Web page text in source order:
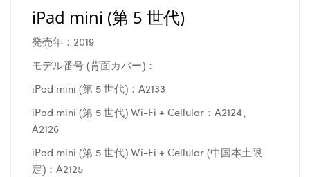
iPad mini (第 5 世代)
発売年：2019
モデル番号 (背面カバー)：
iPad mini (第 5 世代)：A2133
iPad mini (第 5 世代) Wi-Fi + Cellular：A2124、
A2126
iPad mini (第 5 世代) Wi-Fi + Cellular (中国本土限
定)：A2125